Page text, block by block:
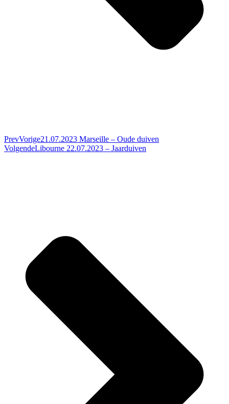
PrevVorige21.07.2023 Marseille – Oude duiven
VolgendeLibourne 22.07.2023 – Jaarduiven